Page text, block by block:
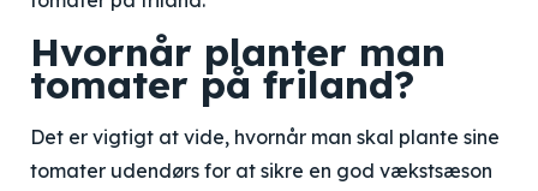
Hvornår planter man
tomater på friland?
Det er vigtigt at vide, hvornår man skal plante sine
tomater udendørs for at sikre en god vækstsæson